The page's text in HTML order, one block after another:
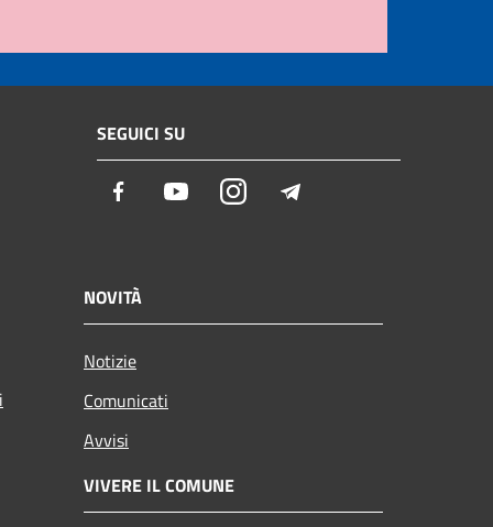
SEGUICI SU
Facebook YoutubeInstagram
NOVITÀ
Notizie
Comunicati
Avvisi
VIVERE IL COMUNE